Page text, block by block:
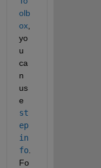
olb
ox,
yo
u
ca
n
us
e
st
ep
in
fo.
Fo